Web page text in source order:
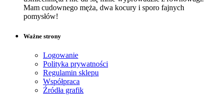
Mam cudownego męża, dwa kocury i sporo fajnych
pomysłów!
Ważne strony
Logowanie
Polityka prywatności
Regulamin sklepu
Współpraca
Źródła grafik